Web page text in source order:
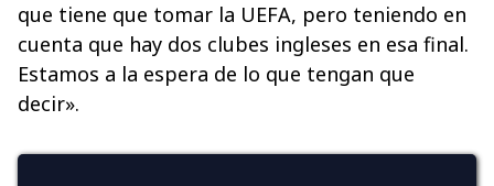
que tiene que tomar la UEFA, pero teniendo en
cuenta que hay dos clubes ingleses en esa final.
Estamos a la espera de lo que tengan que
decir».